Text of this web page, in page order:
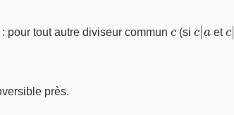
pour tout autre diviseur commun (si
c|a
et
b
près.